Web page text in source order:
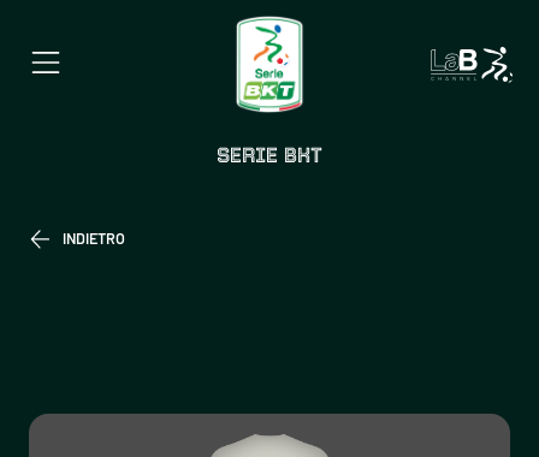
SERIE BKT
INDIETRO